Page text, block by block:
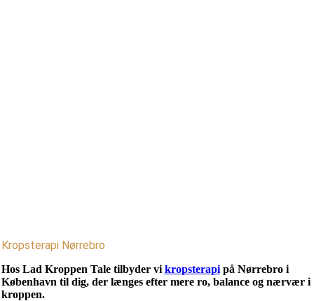
Kropsterapi Nørrebro
Hos Lad Kroppen Tale tilbyder vi kropsterapipå Nørrebro i
København til dig, der længes efter mere ro, balance og nærvær i
kroppen.